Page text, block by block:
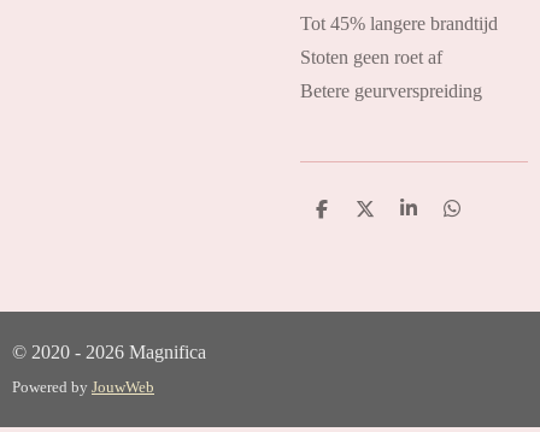
Tot 45% langere brandtijd
Stoten geen roet af
Betere geurverspreiding
D
D
S
D
© 2020 - 2026 Magnifica
Powered by JouwWeb